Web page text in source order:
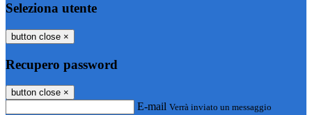
Seleziona utente
button close ×
Recupero password
button close ×
E-mail Verrà inviato un messaggio